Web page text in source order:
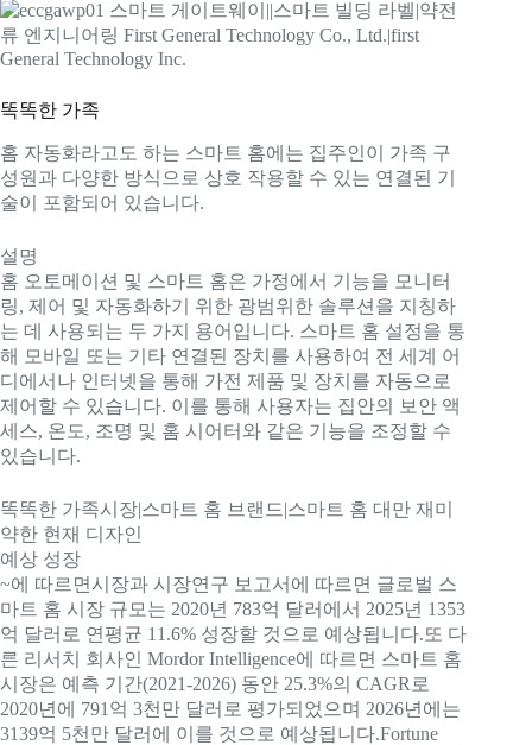
똑똑한 가족
홈 자동화라고도 하는 스마트 홈에는 집주인이 가족 구
성원과 다양한 방식으로 상호 작용할 수 있는 연결된 기
술이 포함되어 있습니다.
설명
홈 오토메이션 및 스마트 홈은 가정에서 기능을 모니터
링, 제어 및 자동화하기 위한 광범위한 솔루션을 지칭하
는 데 사용되는 두 가지 용어입니다. 스마트 홈 설정을 통
해 모바일 또는 기타 연결된 장치를 사용하여 전 세계 어
디에서나 인터넷을 통해 가전 제품 및 장치를 자동으로
제어할 수 있습니다. 이를 통해 사용자는 집안의 보안 액
세스, 온도, 조명 및 홈 시어터와 같은 기능을 조정할 수
있습니다.
똑똑한 가족시장|스마트 홈 브랜드|스마트 홈 대만 재미
약한 현재 디자인
예상 성장
~에 따르면시장과 시장연구 보고서에 따르면 글로벌 스
마트 홈 시장 규모는 2020년 783억 달러에서 2025년 1353
억 달러로 연평균 11.6% 성장할 것으로 예상됩니다.또 다
른 리서치 회사인 Mordor Intelligence에 따르면 스마트 홈
시장은 예측 기간(2021-2026) 동안 25.3%의 CAGR로
2020년에 791억 3천만 달러로 평가되었으며 2026년에는
3139억 5천만 달러에 이를 것으로 예상됩니다.Fortune